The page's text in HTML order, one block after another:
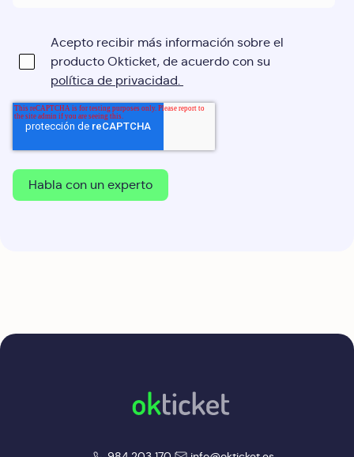
Acepto recibir más información sobre el
producto Okticket, de acuerdo con su
política de privacidad.
okticket